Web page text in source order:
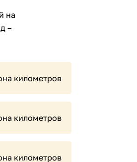
на
–
километров
километров
километров